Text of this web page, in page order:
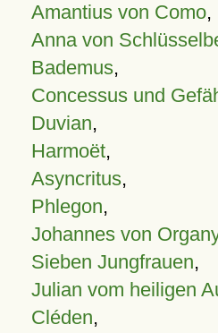
Amantius von Como,
Anna von
Bademus,
Concessus und
Duvian,
Harmoët,
Asyncritus,
Phlegon,
Johannes von
Sieben Jungfrauen,
Julian vom heiligen
Cléden,